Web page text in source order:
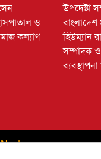
ও
কল্যাণ
উপদেষ্টা
বাংলাদেশ
হিউম্যান
সম্পাদক